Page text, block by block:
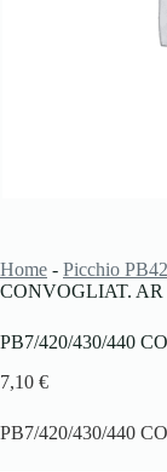
Home - Picchio
CONVOGLIAT. AR
PB7/420/430/440
7,10 €
PB7/420/430/440